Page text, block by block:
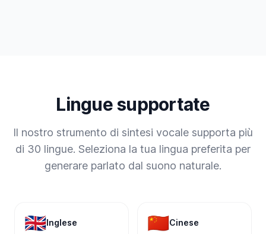
Lingue supportate
Il nostro strumento di sintesi vocale supporta più
di 30 lingue. Seleziona la tua lingua preferita per
generare parlato dal suono naturale.
🇬🇧Inglese 🇨🇳Cinese